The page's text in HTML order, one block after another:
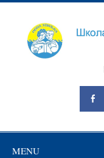
Skip
MENU